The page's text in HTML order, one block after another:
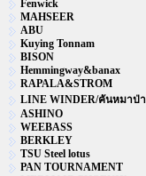
Fenwick
MAHSEER
ABU
Kuying Tonnam
BISON
Hemmingway&banax
RAPALA&STROM
LINE WINDER/คันหมาป่า
ASHINO
WEEBASS
BERKLEY
TSU Steel lotus
PAN TOURNAMENT